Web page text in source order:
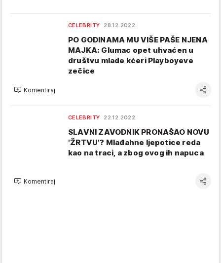
CELEBRITY 28.12.2022.
PO GODINAMA MU VIŠE PAŠE NJENA
MAJKA: Glumac opet uhvaćen u
društvu mlade kćeri Playboyeve
zečice
Komentiraj
CELEBRITY 22.12.2022.
SLAVNI ZAVODNIK PRONAŠAO NOVU
'ŽRTVU'? Mlađahne ljepotice reda
kao na traci, a zbog ovog ih napuca
Komentiraj